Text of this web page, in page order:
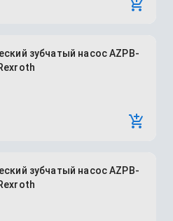
зубчатый насос AZPB-
зубчатый насос AZPB-